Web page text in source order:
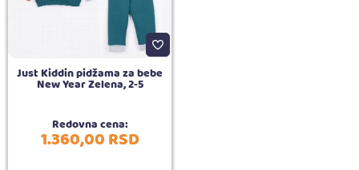
Just Kiddin pidžama za bebe
New Year Zelena, 2-5
Redovna cena:
1.360,00RSD